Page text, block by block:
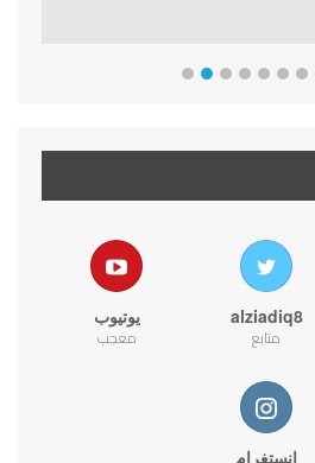
alziadiq8
متابع
يوتيوب
معجب
انستغرام